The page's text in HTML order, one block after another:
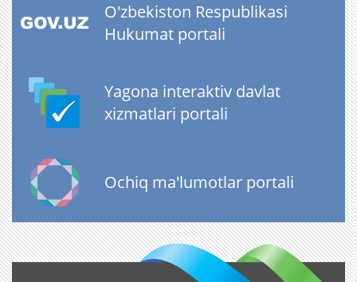
O'zbekiston Respublikasi
Hukumat portali
Yagona interaktiv davlat
xizmatlari portali
Ochiq ma'lumotlar portali